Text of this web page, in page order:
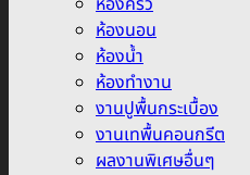
ห้องนอน
ห้องน้ำ
ห้องทำงาน
งานปูพื้นกระเบื้อง
งานเทพื้นคอนกรีต
ผลงานพิเศษอื่นๆ